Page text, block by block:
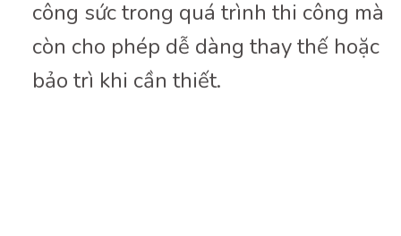
công sức trong quá trình thi công mà
còn cho phép dễ dàng thay thế hoặc
bảo trì khi cần thiết.